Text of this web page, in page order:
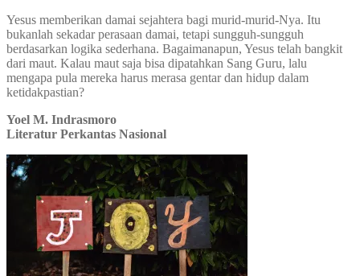
Yesus memberikan damai sejahtera bagi murid-murid-Nya. Itu
bukanlah sekadar perasaan damai, tetapi sungguh-sungguh
berdasarkan logika sederhana. Bagaimanapun, Yesus telah bangkit
dari maut. Kalau maut saja bisa dipatahkan Sang Guru, lalu
mengapa pula mereka harus merasa gentar dan hidup dalam
ketidakpastian?
Yoel M. Indrasmoro
Literatur Perkantas Nasional